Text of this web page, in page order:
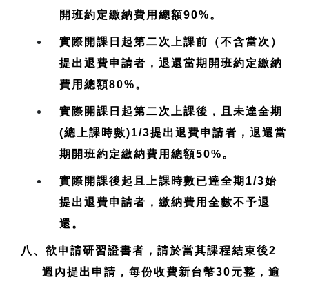
開班約定繳納費用總額90%。
實際開課日起第二次上課前（不含當次）
提出退費申請者，退還當期開班約定繳納
費用總額80%。
實際開課日起第二次上課後，且未達全期
(總上課時數)1/3提出退費申請者，退還當
期開班約定繳納費用總額50%。
實際開課後起且上課時數已達全期1/3始
提出退費申請者，繳納費用全數不予退
還。
八、欲申請研習證書者，請於當其課程結束後2
週內提出申請，每份收費新台幣30元整，逾